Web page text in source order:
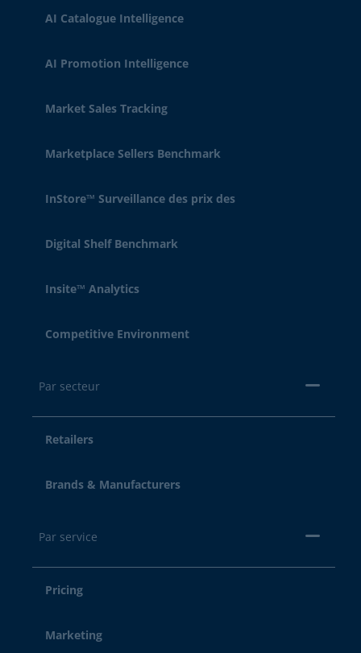
AI Catalogue Intelligence
AI Promotion Intelligence
Market Sales Tracking
Marketplace Sellers Benchmark
InStore™ Surveillance des prix des
Digital Shelf Benchmark
Insite™ Analytics
Competitive Environment
Par secteur
Retailers
Brands & Manufacturers
Par service
Pricing
Marketing